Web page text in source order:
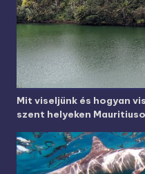
Mit viseljünk és hogyan
szent helyeken